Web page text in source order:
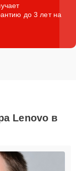
до 3 лет на
Lenovo в